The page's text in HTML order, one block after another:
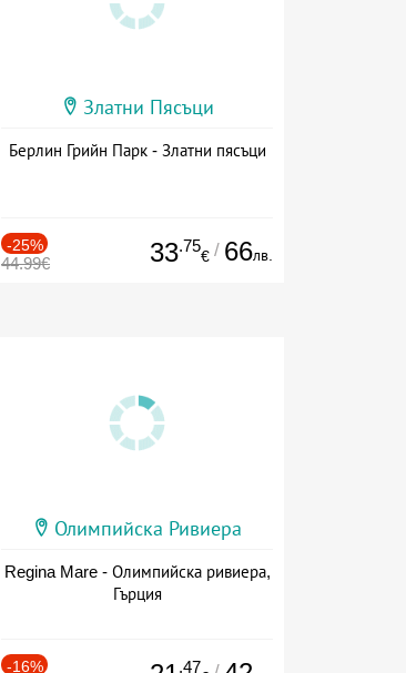
Златни Пясъци
Берлин Грийн Парк - Златни пясъци
-25%
44.99€ 33.75
€ / 66лв.
Олимпийска Ривиера
Regina Mare - Олимпийска ривиера,
Гърция
-16% .47